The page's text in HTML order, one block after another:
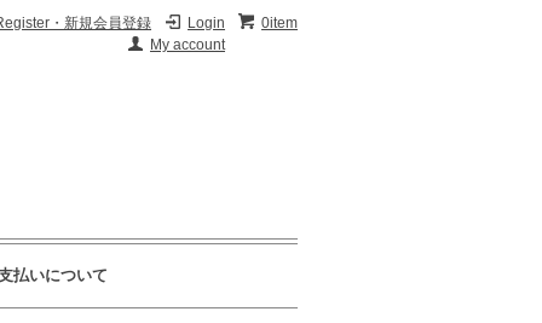
0item
Login
・新規会員登録
My account
払いについて